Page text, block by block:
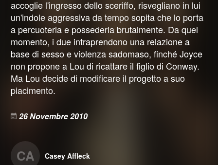
accoglie l'ingresso dello sceriffo, risvegliano in lui
un'indole aggressiva da tempo sopita che lo porta
a percuoterla e possederla brutalmente. Da quel
momento, i due intraprendono una relazione a
base di sesso e violenza sadomaso, finché Joyce
non propone a Lou di ricattare il figlio di Conway.
Ma Lou decide di modificare il progetto a suo
piacimento.
26 Novembre 2010
CA Casey Affleck